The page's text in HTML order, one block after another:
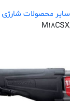
سایر محصولات شارژی